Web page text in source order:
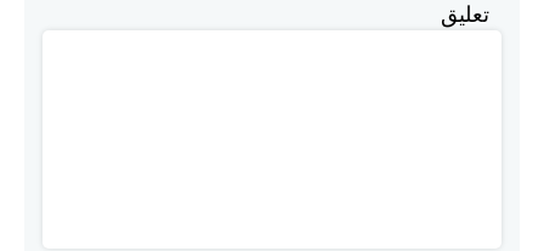
تعليق